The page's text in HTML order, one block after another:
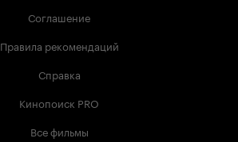
Соглашение
Правила рекомендаций
Справка
Кинопоиск PRO
Все фильмы